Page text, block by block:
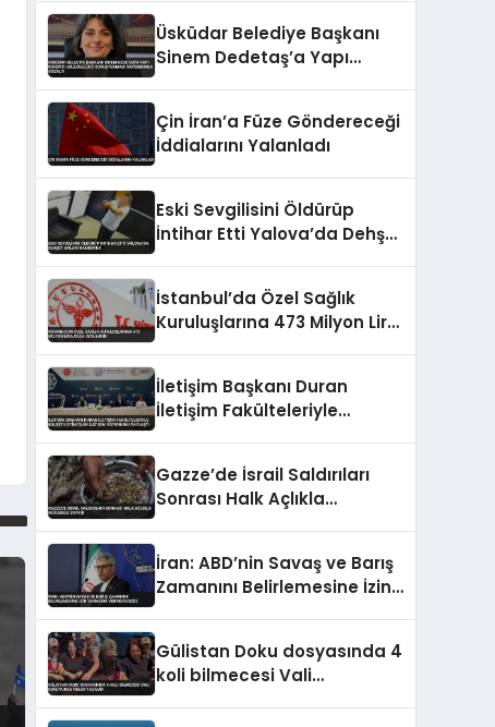
Üsküdar Belediye Başkanı
Sinem Dedetaş’a Yapı
Gözaltı
Çin İran’a Füze Göndereceği
İddialarını Yalanladı
Eski Sevgilisini Öldürüp
İntihar Etti Yalova’da Dehşet
İstanbul’da Özel Sağlık
Kuruluşlarına 473 Milyon Lira
İletişim Başkanı Duran
İletişim Fakülteleriyle
Gazze’de İsrail Saldırıları
Sonrası Halk Açlıkla
İran: ABD’nin Savaş ve Barış
Zamanını Belirlemesine İzin
Gülistan Doku dosyasında 4
koli bilmecesi Vali